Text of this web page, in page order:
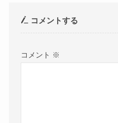
コメントする
コメント ※